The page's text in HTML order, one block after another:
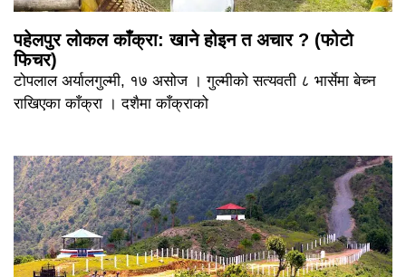
पहेलपुर लोकल काँक्रा: खाने होइन त अचार ? (फोटो
फिचर)
टोपलाल अर्यालगुल्मी, १७ असोज । गुल्मीको सत्यवती ८ भार्सेमा बेच्न
राखिएका काँक्रा । दशैमा काँक्राको